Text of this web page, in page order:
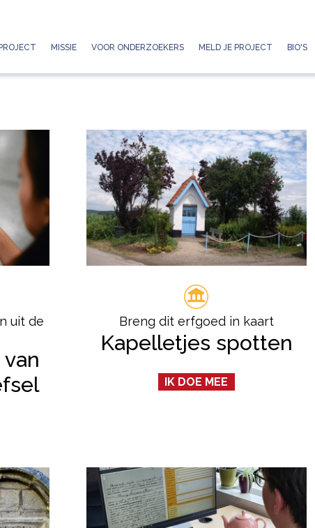
MISSIE VOOR ONDERZOEKERS MELD JE PROJECT BIO'S
uit de
Breng dit erfgoed in kaart
Kapelletjes spotten
IK DOE MEE